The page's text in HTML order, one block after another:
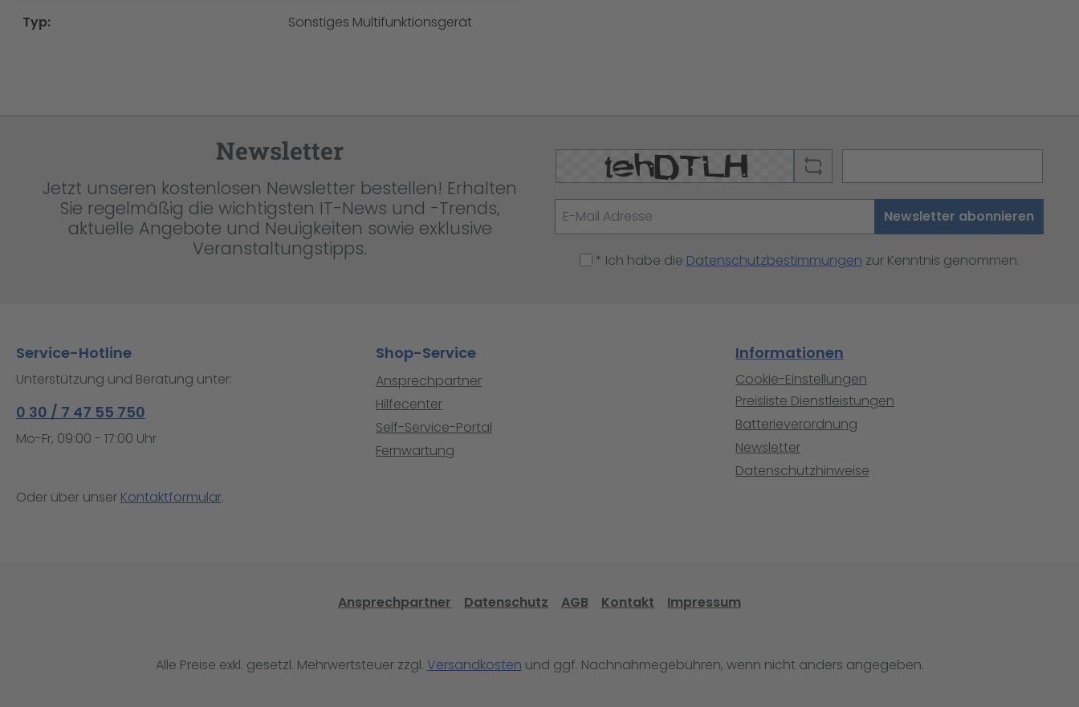
Typ:
Sonstiges Multifunktionsgerät
Newsletter
Jetzt unseren kostenlosen Newsletter bestellen! Erhalten
Sie regelmäßig die wichtigsten IT-News und -Trends,
aktuelle Angebote und Neuigkeiten sowie exklusive
Veranstaltungstipps.
Newsletter abonnieren
* Ich habe die Datenschutzbestimmungen zur Kenntnis genommen.
Service-Hotline
Unterstützung und Beratung unter:
0 30 / 7 47 55 750
Mo-Fr, 09:00 - 17:00 Uhr
Oder über unser Kontaktformular.
Shop-Service
Ansprechpartner
Hilfecenter
Self-Service-Portal
Fernwartung
Informationen
Cookie-Einstellungen
Preisliste Dienstleistungen
Batterieverordnung
Newsletter
Datenschutzhinweise
Ansprechpartner Datenschutz AGB Kontakt Impressum
Alle Preise exkl. gesetzl. Mehrwertsteuer zzgl. Versandkosten und ggf. Nachnahmegebühren, wenn nicht anders angegeben.